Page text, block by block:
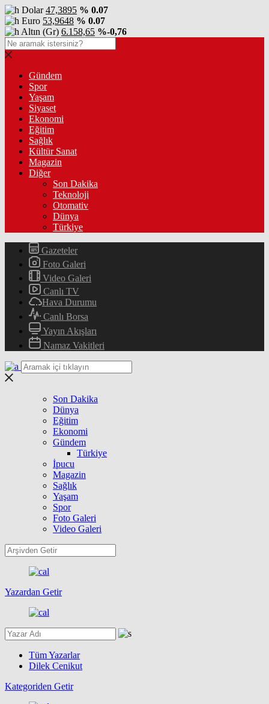
Dolar47,3895 % 0.07
Euro 53,9648 % 0.07
Altın (Gr) 6.158,65 %-0,76
Gündem
Spor
Yaşam
Siyaset
Ekonomi
Eğitim
Sağlık
Kültür Sanat
Magazin
Diğer
Son Dakika
Teknoloji
Otomativ
Dünya
Türkiye
Gazeteler
Foto Galeri
Video Galeri
Canlı TV
Hava Durumu
Canlı Borsa
Yayın Akışları
Namaz Vakitleri
Son Dakika
Dünya
Eğitim
Ekonomi
Gündem
Türkiye
İpucu
Magazin
Sağlık
Yaşam
Spor
Foto Galeri
Video Galeri
Yazardan Getir
Tüm Yazarlar
Dilek Cenikut
Kategoriden Getir